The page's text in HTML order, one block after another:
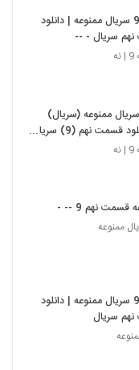
قسمت نهم 9 سریال ممنوعه | دانلود
سریال - --
ممنوعه (سریال)
(کامل) | دانلود قسمت نهم (9) سریال
قسمت نهم 9 -- -
قسمت نهم 9 سریال ممنوعه | دانلود
سریال